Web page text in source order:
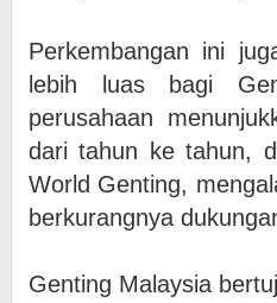
Perkembangan ini
lebih luas bagi
perusahaan
dari tahun ke tahun,
World Genting,
berkurangnya
Genting Malaysia